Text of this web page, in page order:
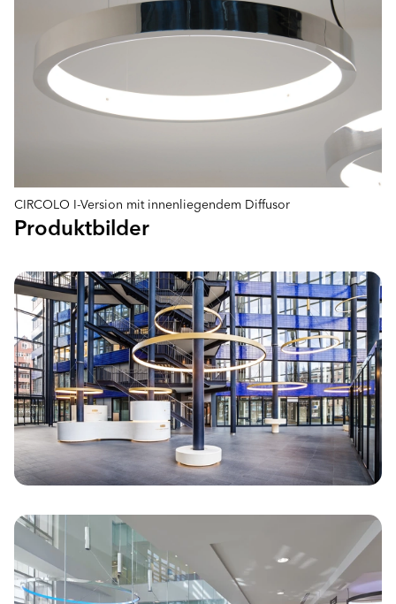
CIRCOLO I-Version mit innenliegendem Diffusor
Produktbilder